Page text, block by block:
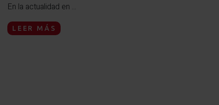
En la actualidad en ...
LEER MÁS